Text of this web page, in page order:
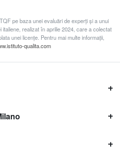
pe baza unei evaluări de experți și a unui
realizat în aprilie 2024, care a colectat
unei licențe. Pentru mai multe informații,
qualita.com